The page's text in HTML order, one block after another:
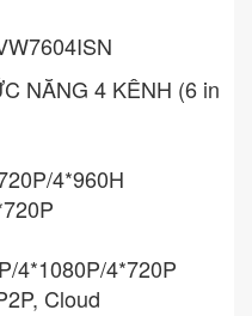
NĂNG 4 KÊNH (6 in
4*960H
4*1080P/4*720P
Cloud